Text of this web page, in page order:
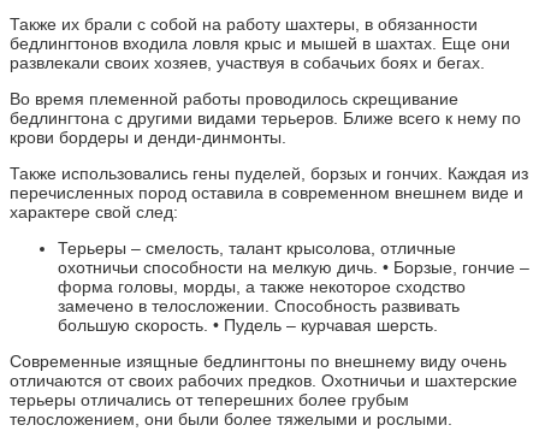
Также их брали с собой на работу шахтеры, в обязанности
бедлингтонов входила ловля крыс и мышей в шахтах. Еще они
развлекали своих хозяев, участвуя в собачьих боях и бегах.
Во время племенной работы проводилось скрещивание
бедлингтона с другими видами терьеров. Ближе всего к нему по
крови бордеры и денди-динмонты.
Также использовались гены пуделей, борзых и гончих. Каждая из
перечисленных пород оставила в современном внешнем виде и
характере свой след:
Терьеры – смелость, талант крысолова, отличные
охотничьи способности на мелкую дичь. • Борзые, гончие –
форма головы, морды, а также некоторое сходство
замечено в телосложении. Способность развивать
большую скорость. • Пудель – курчавая шерсть.
Современные изящные бедлингтоны по внешнему виду очень
отличаются от своих рабочих предков. Охотничьи и шахтерские
терьеры отличались от теперешних более грубым
телосложением, они были более тяжелыми и рослыми.